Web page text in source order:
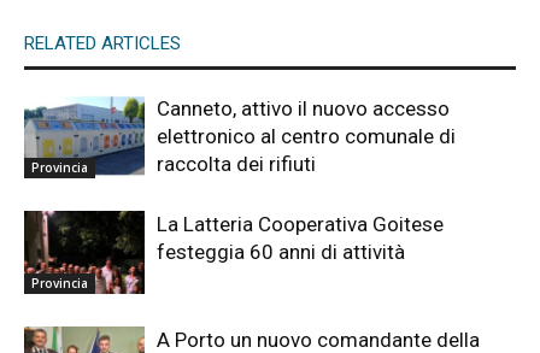
RELATED ARTICLES
Provincia
Canneto, attivo il nuovo accesso
elettronico al centro comunale di
raccolta dei rifiuti
Provincia
La Latteria Cooperativa Goitese
festeggia 60 anni di attività
A Porto un nuovo comandante della